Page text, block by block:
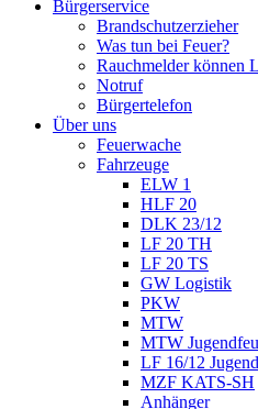
Bürgerservice
Brandschutzerzieher
Was tun bei Feuer?
Rauchmelder können
Notruf
Bürgertelefon
Über uns
Feuerwache
Fahrzeuge
ELW 1
HLF 20
DLK 23/12
LF 20 TH
LF 20 TS
GW Logistik
PKW
MTW
MTW
LF 16/12
MZF KATS-SH
Anhänger